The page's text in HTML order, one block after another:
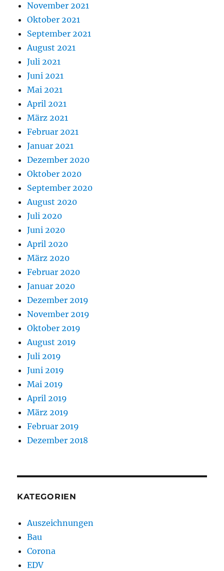
November 2021
Oktober 2021
September 2021
August 2021
Juli 2021
Juni 2021
Mai 2021
April 2021
März 2021
Februar 2021
Januar 2021
Dezember 2020
Oktober 2020
September 2020
August 2020
Juli 2020
Juni 2020
April 2020
März 2020
Februar 2020
Januar 2020
Dezember 2019
November 2019
Oktober 2019
August 2019
Juli 2019
Juni 2019
Mai 2019
April 2019
März 2019
Februar 2019
Dezember 2018
KATEGORIEN
Auszeichnungen
Bau
Corona
EDV